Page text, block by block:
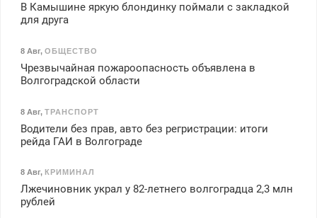
В Камышине яркую блондинку поймали с закладкой
для друга
8 Авг, ОБЩЕСТВО
Чрезвычайная пожароопасность объявлена в
Волгоградской области
8 Авг, ТРАНСПОРТ
Водители без прав, авто без регристрации: итоги
рейда ГАИ в Волгограде
8 Авг, КРИМИНАЛ
Лжечиновник украл у 82-летнего волгоградца 2,3 млн
рублей